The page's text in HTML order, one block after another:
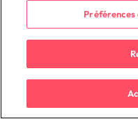
Préférences